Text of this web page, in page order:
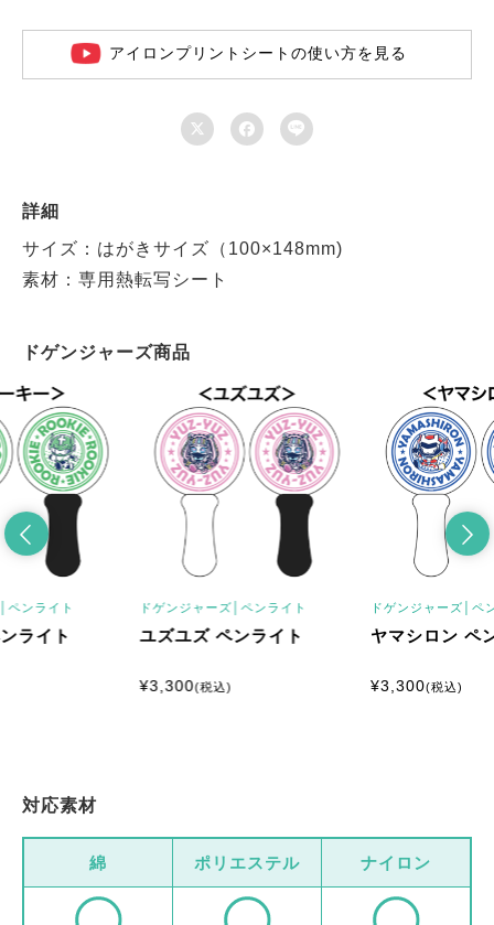
アイロンプリントシートの使い方を見る
  
詳細
サイズ：はがきサイズ（100×148mm)
素材：専用熱転写シート
ドゲンジャーズ商品
ペンライト
ライト
ドゲンジャーズ│ペンライト
ユズユズ ペンライト
¥3,300(税込)
ドゲンジャーズ│ペ
ヤマシロン ペ
¥3,300(税込)
対応素材
綿 ポリエステル ナイロン